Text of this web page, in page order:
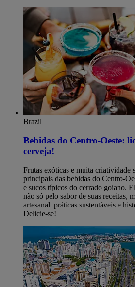
Brazil
Bebidas do Centro-Oeste:
cerveja!
Frutas exóticas e muita criatividade
principais das bebidas do Centro-
e sucos típicos do cerrado goiano.
não só pelo sabor de suas receitas,
artesanal, práticas sustentáveis e
Delicie-se!